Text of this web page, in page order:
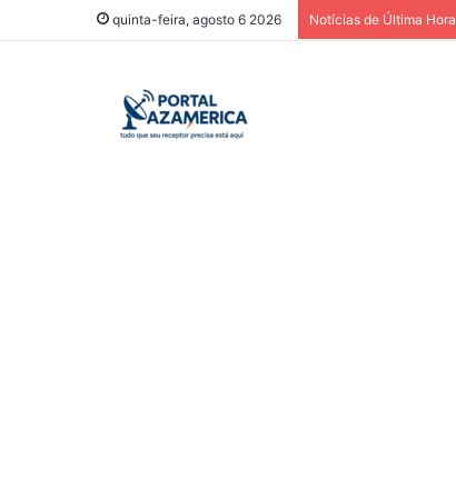
quinta-feira, agosto 6 2026 Notícias de Última Hora